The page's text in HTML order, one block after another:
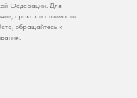
Федерации. Для
сроках и стоимости
обращайтесь к